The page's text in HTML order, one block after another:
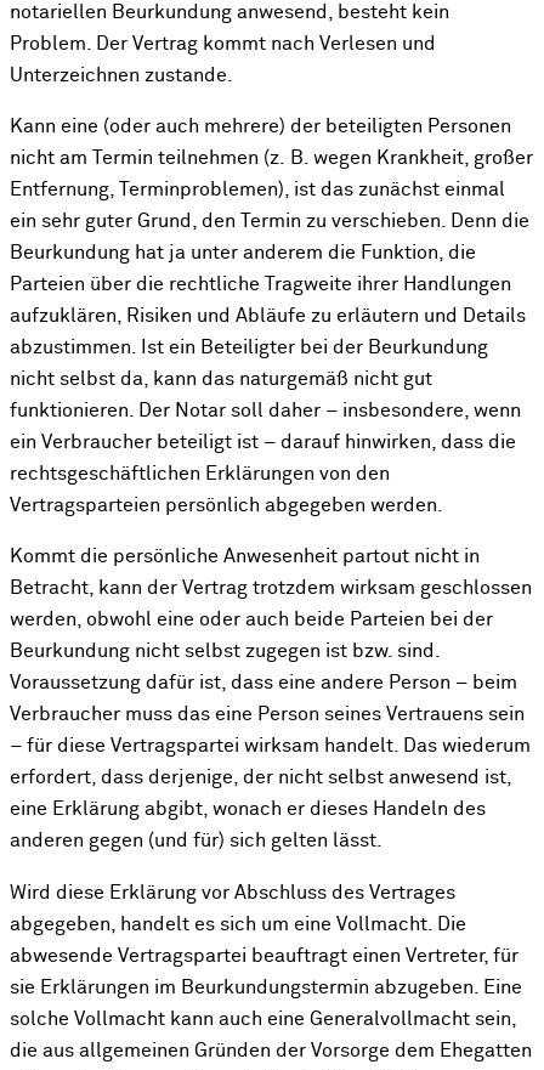
notariellen Beurkundung anwesend, besteht kein
Problem. Der Vertrag kommt nach Verlesen und
Unterzeichnen zustande.
Kann eine (oder auch mehrere) der beteiligten Personen
nicht am Termin teilnehmen (z. B. wegen Krankheit, großer
Entfernung, Terminproblemen), ist das zunächst einmal
ein sehr guter Grund, den Termin zu verschieben. Denn die
Beurkundung hat ja unter anderem die Funktion, die
Parteien über die rechtliche Tragweite ihrer Handlungen
aufzuklären, Risiken und Abläufe zu erläutern und Details
abzustimmen. Ist ein Beteiligter bei der Beurkundung
nicht selbst da, kann das naturgemäß nicht gut
funktionieren. Der Notar soll daher – insbesondere, wenn
ein Verbraucher beteiligt ist – darauf hinwirken, dass die
rechtsgeschäftlichen Erklärungen von den
Vertragsparteien persönlich abgegeben werden.
Kommt die persönliche Anwesenheit partout nicht in
Betracht, kann der Vertrag trotzdem wirksam geschlossen
werden, obwohl eine oder auch beide Parteien bei der
Beurkundung nicht selbst zugegen ist bzw. sind.
Voraussetzung dafür ist, dass eine andere Person – beim
Verbraucher muss das eine Person seines Vertrauens sein
– für diese Vertragspartei wirksam handelt. Das wiederum
erfordert, dass derjenige, der nicht selbst anwesend ist,
eine Erklärung abgibt, wonach er dieses Handeln des
anderen gegen (und für) sich gelten lässt.
Wird diese Erklärung vor Abschluss des Vertrages
abgegeben, handelt es sich um eine Vollmacht. Die
abwesende Vertragspartei beauftragt einen Vertreter, für
sie Erklärungen im Beurkundungstermin abzugeben. Eine
solche Vollmacht kann auch eine Generalvollmacht sein,
die aus allgemeinen Gründen der Vorsorge dem Ehegatten